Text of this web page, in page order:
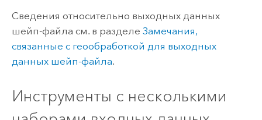
Сведения относительно выходных данных
шейп-файла см. в разделе Замечания,
связанные с геообработкой для выходных
данных шейп-файла.
Инструменты с несколькими